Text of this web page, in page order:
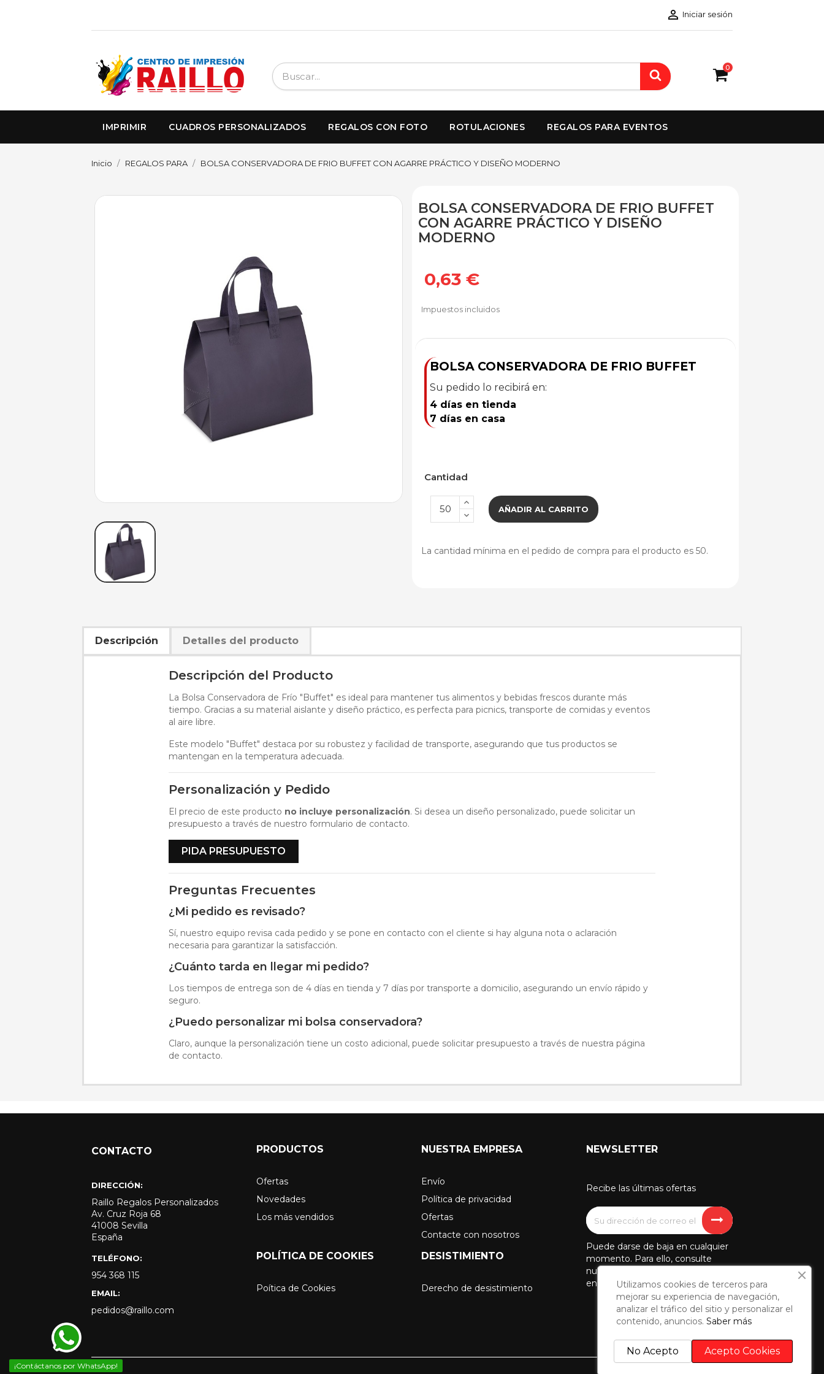
 Iniciar sesión
0
IMPRIMIR CUADROS PERSONALIZADOS REGALOS CON FOTO ROTULACIONES REGALOS PARA EVENTOS
Inicio REGALOS PARA BOLSA CONSERVADORA DE FRIO BUFFET CON AGARRE PRÁCTICO Y DISEÑO MODERNO
BOLSA CONSERVADORA DE FRIO BUFFET
CON AGARRE PRÁCTICO Y DISEÑO
MODERNO
0,63 €
Impuestos incluidos
BOLSA CONSERVADORA DE FRIO BUFFET
Su pedido lo recibirá en:
4 días en tienda
7 días en casa
Cantidad
AÑADIR AL CARRITO
La cantidad mínima en el pedido de compra para el producto es 50.
Descripción Detalles del producto
Descripción del Producto
La Bolsa Conservadora de Frío "Buffet" es ideal para mantener tus alimentos y bebidas frescos durante más
tiempo. Gracias a su material aislante y diseño práctico, es perfecta para picnics, transporte de comidas y eventos
al aire libre.
Este modelo "Buffet" destaca por su robustez y facilidad de transporte, asegurando que tus productos se
mantengan en la temperatura adecuada.
Personalización y Pedido
El precio de este producto no incluye personalización. Si desea un diseño personalizado, puede solicitar un
presupuesto a través de nuestro formulario de contacto.
PIDA PRESUPUESTO
Preguntas Frecuentes
¿Mi pedido es revisado?
Sí, nuestro equipo revisa cada pedido y se pone en contacto con el cliente si hay alguna nota o aclaración
necesaria para garantizar la satisfacción.
¿Cuánto tarda en llegar mi pedido?
Los tiempos de entrega son de 4 días en tienda y 7 días por transporte a domicilio, asegurando un envío rápido y
seguro.
¿Puedo personalizar mi bolsa conservadora?
Claro, aunque la personalización tiene un costo adicional, puede solicitar presupuesto a través de nuestra página
de contacto.
CONTACTO
DIRECCIÓN:
Raillo Regalos Personalizados
Av. Cruz Roja 68
41008 Sevilla
España
TELÉFONO:
954 368 115
EMAIL:
pedidos@raillo.com
PRODUCTOS
Ofertas
Novedades
Los más vendidos
NUESTRA EMPRESA
Envío
Política de privacidad
Ofertas
Contacte con nosotros
POLÍTICA DE COOKIES
Poítica de Cookies
DESISTIMIENTO
Derecho de desistimiento
NEWSLETTER
Recibe las últimas ofertas
Puede darse de baja en cualquier
momento. Para ello, consulte
nuestra información de contacto
en el aviso legal.
¡Contáctanos por WhatsApp!
Utilizamos cookies de terceros para
mejorar su experiencia de navegación,
analizar el tráfico del sitio y personalizar el
contenido, anuncios. Saber más
Acepto Cookies
No Acepto